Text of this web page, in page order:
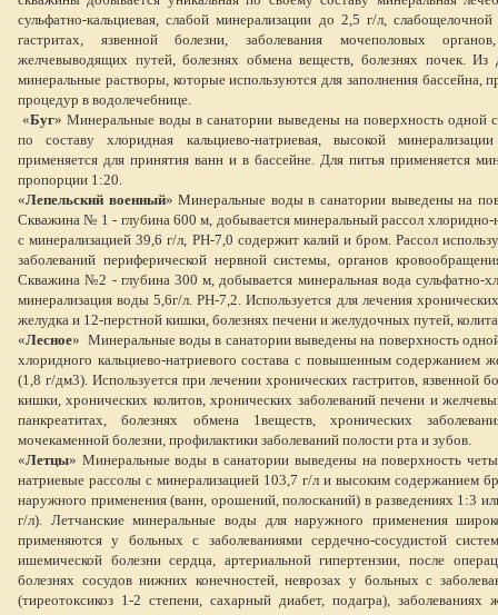
сульфатно-кальциевая, слабой минерализации до 2,5 г/л,
гастритах, язвенной болезни, заболевания мочеполовых
желчевыводящих путей, болезнях обмена веществ, болезнях почек.
минеральные растворы, которые используются для заполнения бассейна,
процедур в водолечебнице.
«Буг» Минеральные воды в санатории выведены на поверхность одной
по составу хлоридная кальциево-натриевая, высокой
применяется для принятия ванн и в бассейне. Для питья применяется
пропорции 1:20.
«Лепельский военный» Минеральные воды в санатории выведены на
Скважина № 1 - глубина 600 м, добывается минеральный рассол хлоридно-
с минерализацией 39,6 г/л, PH-7,0 содержит калий и бром. Рассол
заболеваний периферической нервной системы, органов
Скважина №2 - глубина 300 м, добывается минеральная вода сульфатно-
минерализация воды 5,6г/л. PH-7,2. Используется для лечения
желудка и 12-перстной кишки, болезнях печени и желудочных путей,
«Лесное» Минеральные воды в санатории выведены на поверхность
хлоридного кальциево-натриевого состава с повышенным содержанием
(1,8 г/дм3). Используется при лечении хронических гастритов, язвенной
кишки, хронических колитов, хронических заболеваний печени и
панкреатитах, болезнях обмена 1веществ, хронических
мочекаменной болезни, профилактики заболеваний полости рта и зубов.
«Летцы» Минеральные воды в санатории выведены на поверхность
натриевые рассолы с минерализацией 103,7 г/л и высоким содержанием
наружного применения (ванн, орошений, полосканий) в разведениях 1:3
г/л). Летчанские минеральные воды для наружного применения
применяются у больных с заболеваниями сердечно-сосудистой
ишемической болезни сердца, артериальной гипертензии, после
болезнях сосудов нижних конечностей, неврозах у больных с
(тиреотоксикоз 1-2 степени, сахарный диабет, подагра), заболеваниях